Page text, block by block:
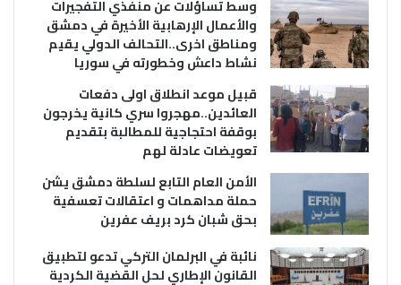
وسط تساؤلات عن منفذي التفجيرات
والأعمال الإرهابية الأخيرة في دمشق
ومناطق اخرى..التحالف الدولي يقيم
نشاط داعش وخطورته في سوريا
قبيل موعد انطلاق اولى دفعات
العائدين..مهجروا سري كانية يخرجون
بوقفة احتجاجية للمطالبة بتقديم
تعويضات عادلة لهم
الأمن العام التابع لسلطة دمشق يشن
حملة مداهمات و اعتقالات تعسفية
بحق شبان كرد بريف عفرين
نائبة في البرلمان التركي تدعو لتطبيق
القانون الإطاري لحل القضية الكردية